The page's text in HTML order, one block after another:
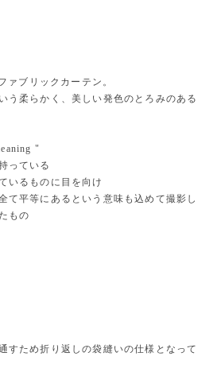
ァブリックカーテン。
う柔らかく、美しい発色のとろみのある
"
っている
いるものに目を向け
て平等にあるという意味も込めて撮影し
もの
すため折り返しの袋縫いの仕様となって